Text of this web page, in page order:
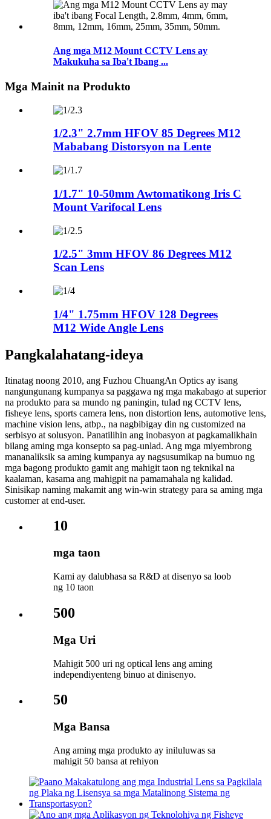
Ang mga M12 Mount CCTV Lens ay
Makukuha sa Iba't Ibang ...
Mga Mainit na Produkto
1/2.3" 2.7mm HFOV 85 Degrees M12
Mababang Distorsyon na Lente
1/1.7" 10-50mm Awtomatikong Iris C
Mount Varifocal Lens
1/2.5" 3mm HFOV 86 Degrees M12
Scan Lens
1/4" 1.75mm HFOV 128 Degrees
M12 Wide Angle Lens
Pangkalahatang-ideya
Itinatag noong 2010, ang Fuzhou ChuangAn Optics ay isang
nangungunang kumpanya sa paggawa ng mga makabago at superior
na produkto para sa mundo ng paningin, tulad ng CCTV lens,
fisheye lens, sports camera lens, non distortion lens, automotive lens,
machine vision lens, atbp., na nagbibigay din ng customized na
serbisyo at solusyon. Panatilihin ang inobasyon at pagkamalikhain
bilang aming mga konsepto sa pag-unlad. Ang mga miyembrong
mananaliksik sa aming kumpanya ay nagsusumikap na bumuo ng
mga bagong produkto gamit ang mahigit taon ng teknikal na
kaalaman, kasama ang mahigpit na pamamahala ng kalidad.
Sinisikap naming makamit ang win-win strategy para sa aming mga
customer at end-user.
10
mga taon
Kami ay dalubhasa sa R&D at disenyo sa loob
ng 10 taon
500
Mga Uri
Mahigit 500 uri ng optical lens ang aming
independiyenteng binuo at dinisenyo.
50
Mga Bansa
Ang aming mga produkto ay iniluluwas sa
mahigit 50 bansa at rehiyon